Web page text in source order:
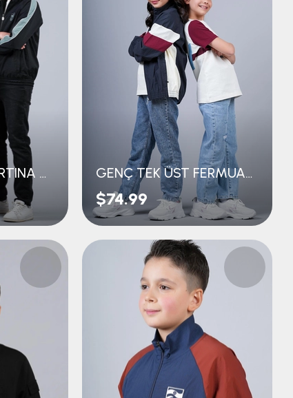
GENÇ TEK ÜST FIRTINA NAKIŞLI RETRO GENÇ TEK ÜST FERMUARLI RETRO
$74.99